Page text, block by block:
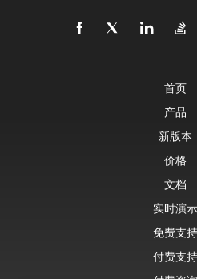
首页
产品
新版本
价格
文档
实时演示
免费支持
付费支持